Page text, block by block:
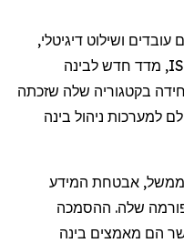
עובדים ושילוט דיגיטלי,
, מדד חדש לבינה
בקטגוריה שלה שזכתה
למערכות ניהול בינה
, אבטחת המידע
שלה. ההסמכה
הם מאמצים בינה